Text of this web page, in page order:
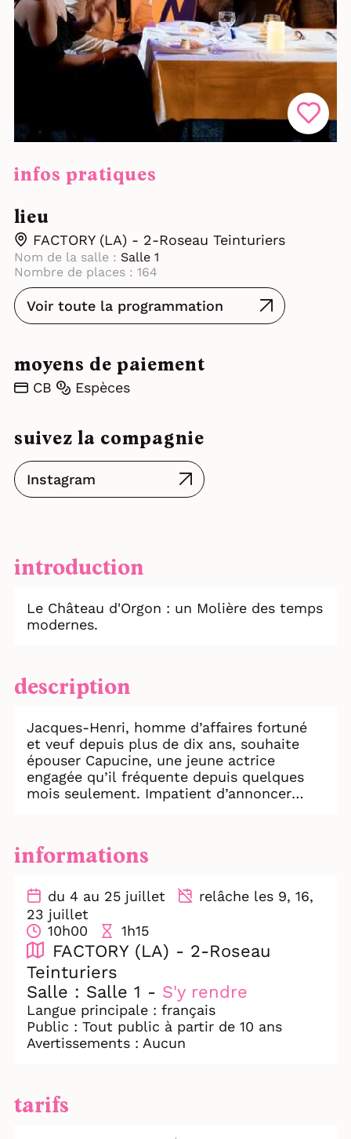
infos pratiques
lieu
FACTORY (LA) - 2-Roseau Teinturiers
Nom de la salle : Salle 1
Nombre de places : 164
Voir toute la programmation
moyens de paiement
CB Espèces
suivez la compagnie
Instagram
introduction
Le Château d'Orgon : un Molière des temps
modernes.
description
Jacques-Henri, homme d’affaires fortuné
et veuf depuis plus de dix ans, souhaite
épouser Capucine, une jeune actrice
engagée qu’il fréquente depuis quelques
mois seulement. Impatient d’annoncer
Château d’Orgon, magnifique domaine
dont il est propriétaire dans le sud de la
que ce projet est loin de faire l’unanimité.
informations
du 4 au 25 juillet
relâche les 9, 16,
23 juillet
10h00
1h15
FACTORY (LA) - 2-Roseau
Teinturiers
Salle : Salle 1 - S'y rendre
Langue principale : français
Public : Tout public à partir de 10 ans
Avertissements : Aucun
tarifs